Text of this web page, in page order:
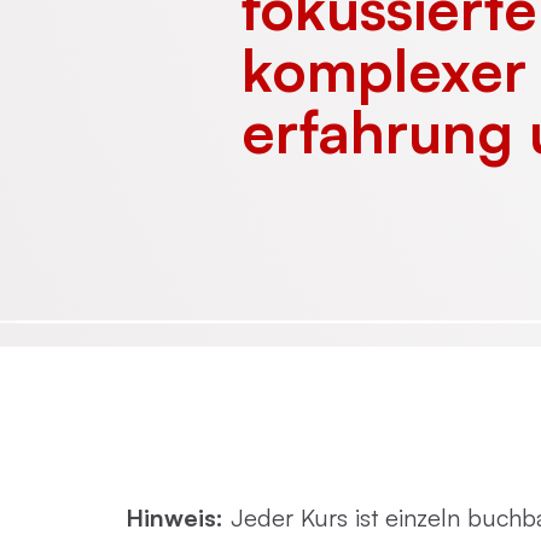
Emotionsfokussierte Therapie
Achtsamkeit in der Psychotherapie
erfahrung
Hinweis: Jeder Kurs ist einzeln